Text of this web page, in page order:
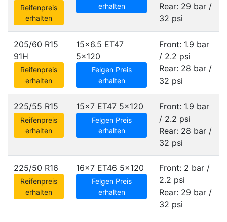
Reifenpreis
erhalten
erhalten
Rear: 29 bar /
32 psi
205/60 R15
91H
Reifenpreis
erhalten
15x6.5 ET47
5x120
Felgen Preis
erhalten
Front: 1.9 bar
/ 2.2 psi
Rear: 28 bar /
32 psi
225/55 R15
Reifenpreis
erhalten
15x7 ET47 5x120
Felgen Preis
erhalten
Front: 1.9 bar
/ 2.2 psi
Rear: 28 bar /
32 psi
225/50 R16
Reifenpreis
erhalten
16x7 ET46 5x120
Felgen Preis
erhalten
Front: 2 bar /
2.2 psi
Rear: 29 bar /
32 psi